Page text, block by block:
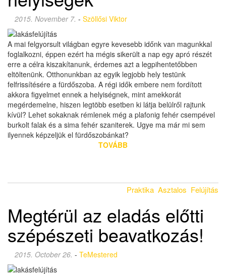
2015. November 7. - Szöllősi Viktor
A mai felgyorsult világban egyre kevesebb időnk van magunkkal
foglalkozni, éppen ezért ha mégis sikerült a nap egy apró részét
erre a célra kiszakítanunk, érdemes azt a legpihentetőbben
eltöltenünk. Otthonunkban az egyik legjobb hely testünk
felfrissítésére a fürdőszoba. A régi idők embere nem fordított
akkora figyelmet ennek a helyiségnek, mint amekkorát
megérdemelne, hiszen legtöbb esetben ki látja belülről rajtunk
kívül? Lehet sokaknak rémlenek még a plafonig fehér csempével
burkolt falak és a sima fehér szaniterek. Ugye ma már mi sem
ilyennek képzeljük el fürdőszobánkat?
TOVÁBB
Praktika Asztalos Felújítás
Megtérül az eladás előtti
szépészeti beavatkozás!
2015. October 26. - TeMestered